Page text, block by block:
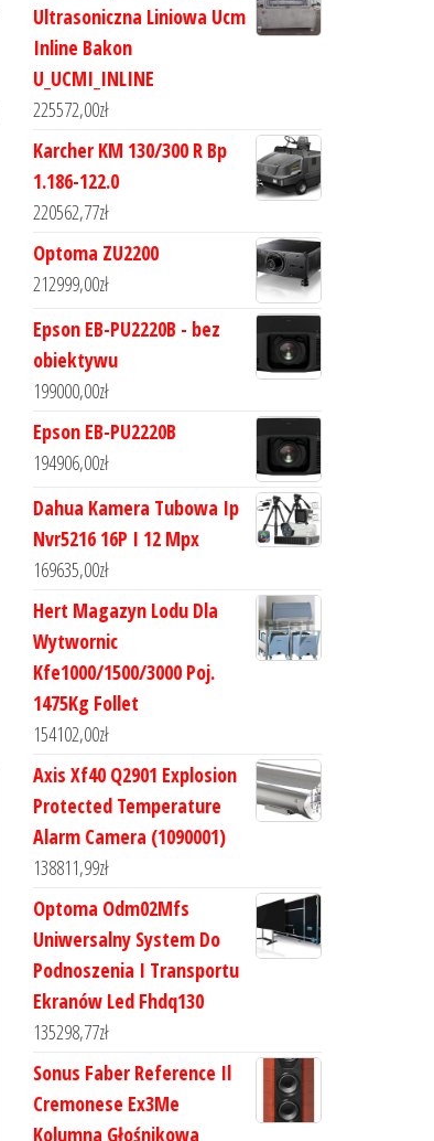
Ultrasoniczna Liniowa Ucm
Inline Bakon
U_UCMI_INLINE
225572,00zł
Karcher KM 130/300 R Bp
1.186-122.0
220562,77zł
Optoma ZU2200
212999,00zł
Epson EB-PU2220B - bez
obiektywu
199000,00zł
Epson EB-PU2220B
194906,00zł
Dahua Kamera Tubowa Ip
Nvr5216 16P I 12 Mpx
169635,00zł
Hert Magazyn Lodu Dla
Wytwornic
Kfe1000/1500/3000 Poj.
1475Kg Follet
154102,00zł
Axis Xf40 Q2901 Explosion
Protected Temperature
Alarm Camera (1090001)
138811,99zł
Optoma Odm02Mfs
Uniwersalny System Do
Podnoszenia I Transportu
Ekranów Led Fhdq130
135298,77zł
Sonus Faber Reference Il
Cremonese Ex3Me
Kolumna Głośnikowa